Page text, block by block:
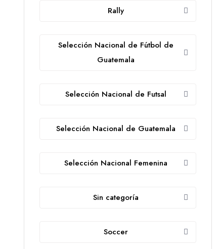
Rally
Selección Nacional de Fútbol de
Guatemala
Selección Nacional de Futsal
Selección Nacional de Guatemala
Selección Nacional Femenina
Sin categoría
Soccer